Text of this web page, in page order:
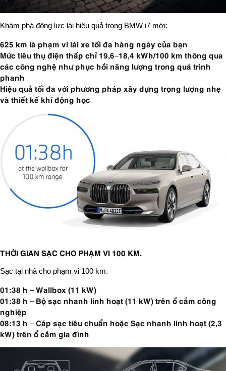
Khám phá động lực lái hiệu quả trong BMW i7 mới:
625 km là phạm vi lái xe tối đa hàng ngày của bạn
Mức tiêu thụ điện thấp chỉ 19,6–18,4 kWh/100 km thông qua
các công nghệ như phục hồi năng lượng trong quá trình
phanh
Hiệu quả tối đa với phương pháp xây dựng trọng lượng nhẹ
và thiết kế khí động học
THỜI GIAN SẠC CHO PHẠM VI 100 KM.
Sạc tại nhà cho phạm vi 100 km.
01:38 h – Wallbox (11 kW)
01:38 h – Bộ sạc nhanh linh hoạt (11 kW) trên ổ cắm công
nghiệp
08:13 h – Cáp sạc tiêu chuẩn hoặc Sạc nhanh linh hoạt (2,3
kW) trên ổ cắm gia đình